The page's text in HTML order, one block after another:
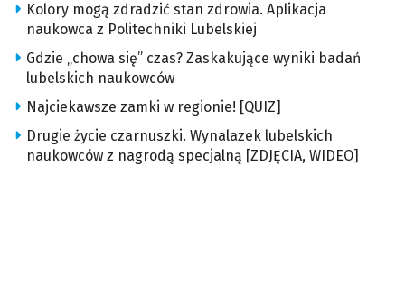
Kolory mogą zdradzić stan zdrowia. Aplikacja
naukowca z Politechniki Lubelskiej
Gdzie „chowa się” czas? Zaskakujące wyniki badań
lubelskich naukowców
Najciekawsze zamki w regionie! [QUIZ]
Drugie życie czarnuszki. Wynalazek lubelskich
naukowców z nagrodą specjalną [ZDJĘCIA, WIDEO]